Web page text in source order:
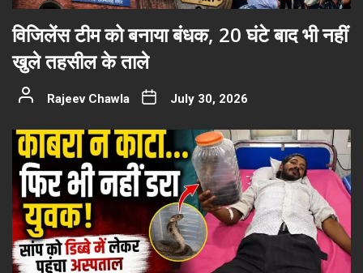
विजिलेंस टीम को बनाया बंधक, 20 घंटे बाद भी नहीं
खुले तहसील के ताले
Rajeev Chawla July 30, 2026